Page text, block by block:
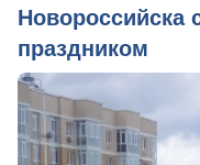
праздником